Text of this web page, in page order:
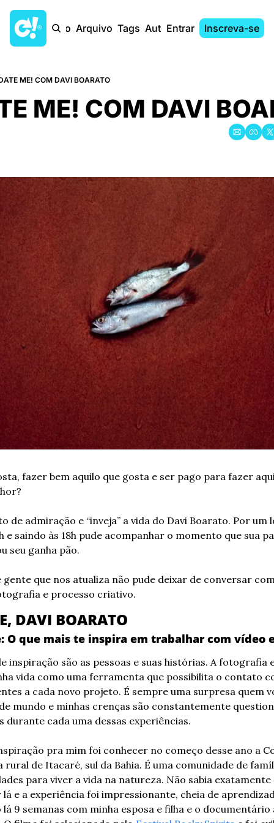
Início Arquivo Tags AutoresEntrar Inscreva-se
ME! COM DAVI BOARATO
ME! COM DAVI
fazer bem aquilo que gosta e ser pago para fazer
de admiração e “inveja” a vida do Davi Boarato. Por um
e saindo às 18h pude acompanhar o momento que sua
seu ganha pão.
gente que nos atualiza não pude deixar de conversar
e processo criativo.
DAVI BOARATO
O que mais te inspira em trabalhar com vídeo
inspiração são as pessoas e suas histórias. A fotografia
vida como uma ferramenta que possibilita o contato
a cada novo projeto. É sempre uma surpresa quem
de mundo e minhas crenças são constantemente
cada uma dessas experiências.
pra mim foi conhecer no começo desse ano a
rural de Itacaré, sul da Bahia. É uma comunidade de
para viver a vida na natureza. Não sabia exatamente
e a experiência foi impressionante, cheia de
lá 9 semanas com minha esposa e filha e o